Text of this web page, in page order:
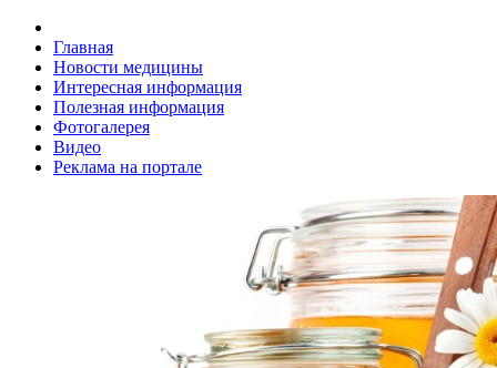
Главная
Новости медицины
Интересная информация
Полезная информация
Фотогалерея
Видео
Реклама на портале